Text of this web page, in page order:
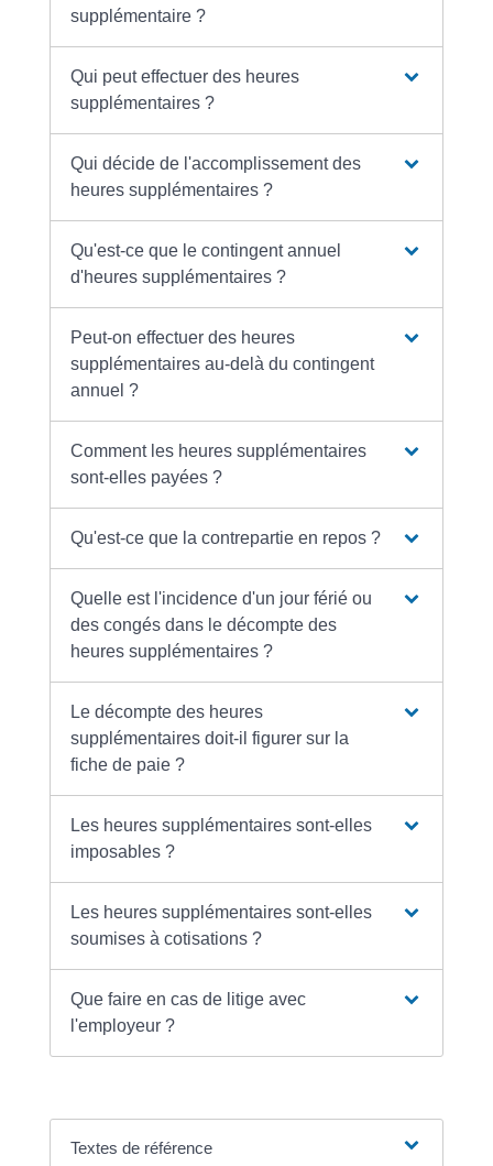
supplémentaire ?
Qui peut effectuer des heures
supplémentaires ?
Qui décide de l'accomplissement des
heures supplémentaires ?
Qu'est-ce que le contingent annuel
d'heures supplémentaires ?
Peut-on effectuer des heures
supplémentaires au-delà du contingent
annuel ?
Comment les heures supplémentaires
sont-elles payées ?
Qu'est-ce que la contrepartie en repos ?
Quelle est l'incidence d'un jour férié ou
des congés dans le décompte des
heures supplémentaires ?
Le décompte des heures
supplémentaires doit-il figurer sur la
fiche de paie ?
Les heures supplémentaires sont-elles
imposables ?
Les heures supplémentaires sont-elles
soumises à cotisations ?
Que faire en cas de litige avec
l'employeur ?
Textes de référence